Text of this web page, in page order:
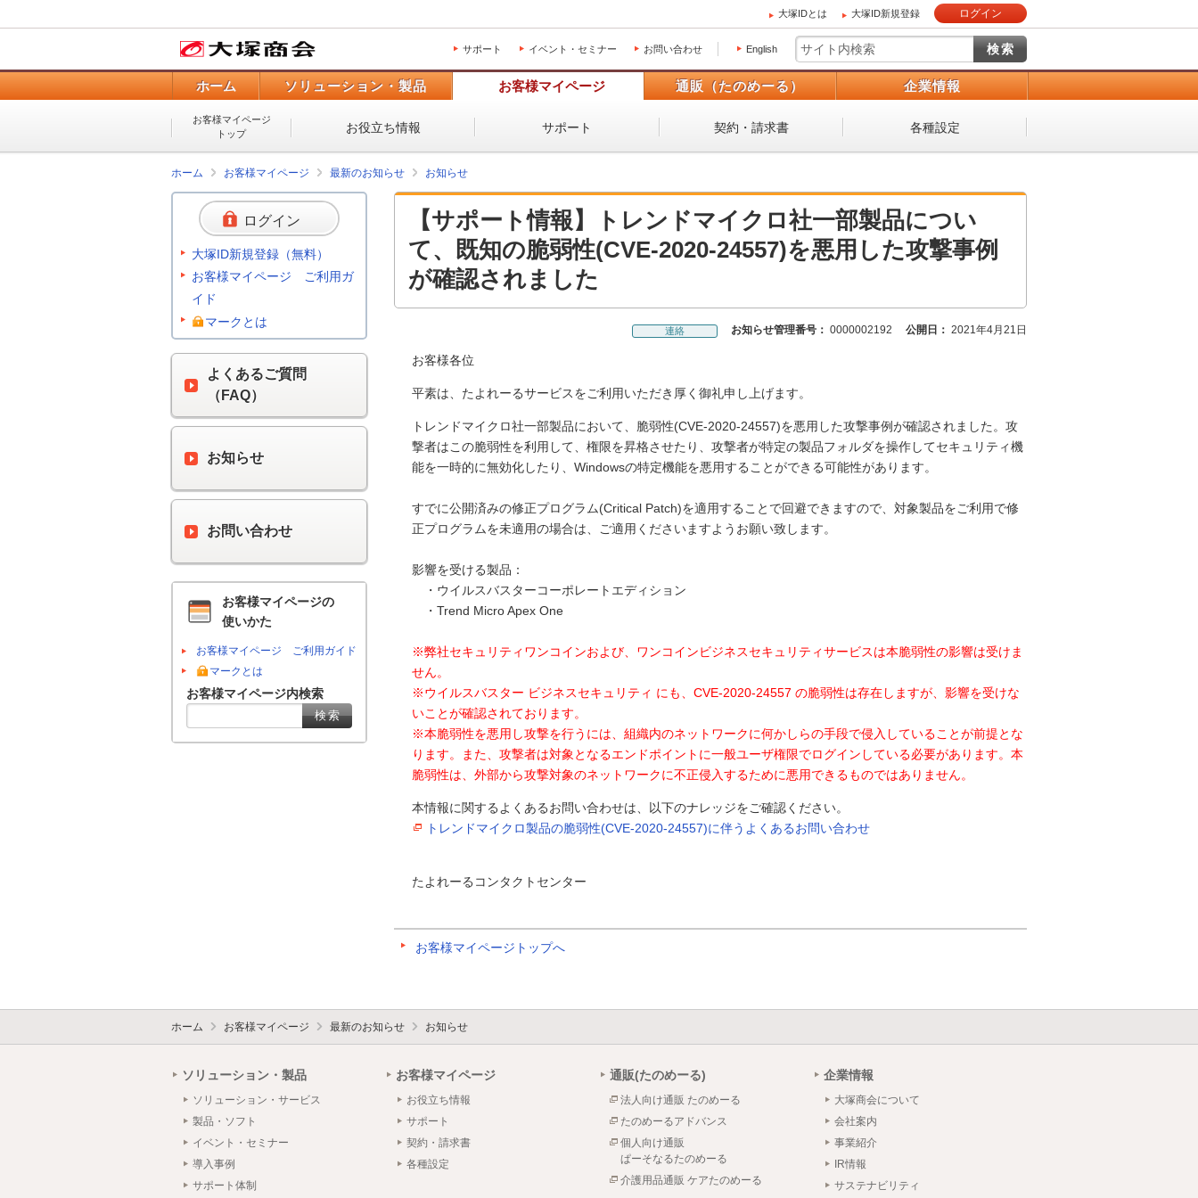
大塚IDとは 大塚ID新規登録 ログイン
サポート イベント・セミナー お問い合わせ English
ホーム ソリューション・製品 お客様マイページ 通販（たのめーる） 企業情報
お客様マイページ
トップ
お役立ち情報 サポート 契約・請求書 各種設定
ホーム お客様マイページ 最新のお知らせ お知らせ
【サポート情報】トレンドマイクロ社一部製品につい
て、既知の脆弱性(CVE-2020-24557)を悪用した攻撃事例
が確認されました
連絡 お知らせ管理番号： 0000002192 公開日： 2021年4月21日
お客様各位
平素は、たよれーるサービスをご利用いただき厚く御礼申し上げます。
トレンドマイクロ社一部製品において、脆弱性(CVE-2020-24557)を悪用した攻撃事例が確認されました。攻
撃者はこの脆弱性を利用して、権限を昇格させたり、攻撃者が特定の製品フォルダを操作してセキュリティ機
能を一時的に無効化したり、Windowsの特定機能を悪用することができる可能性があります。
すでに公開済みの修正プログラム(Critical Patch)を適用することで回避できますので、対象製品をご利用で修
正プログラムを未適用の場合は、ご適用くださいますようお願い致します。
影響を受ける製品：
・ウイルスバスターコーポレートエディション
・Trend Micro Apex One
※弊社セキュリティワンコインおよび、ワンコインビジネスセキュリティサービスは本脆弱性の影響は受けま
せん。
※ウイルスバスター ビジネスセキュリティ にも、CVE-2020-24557 の脆弱性は存在しますが、影響を受けな
いことが確認されております。
※本脆弱性を悪用し攻撃を行うには、組織内のネットワークに何かしらの手段で侵入していることが前提とな
ります。また、攻撃者は対象となるエンドポイントに一般ユーザ権限でログインしている必要があります。本
脆弱性は、外部から攻撃対象のネットワークに不正侵入するために悪用できるものではありません。
本情報に関するよくあるお問い合わせは、以下のナレッジをご確認ください。
トレンドマイクロ製品の脆弱性(CVE-2020-24557)に伴うよくあるお問い合わせ
たよれーるコンタクトセンター
お客様マイページトップへ
ログイン
大塚ID新規登録（無料）
お客様マイページ ご利用ガ
イド
マークとは
よくあるご質問
（FAQ）
お知らせ
お問い合わせ
お客様マイページの
使いかた
お客様マイページ ご利用ガイド
マークとは
お客様マイページ内検索
ホーム お客様マイページ 最新のお知らせ お知らせ
ソリューション・製品
ソリューション・サービス
製品・ソフト
イベント・セミナー
導入事例
サポート体制
お客様マイページ
お役立ち情報
サポート
契約・請求書
各種設定
通販(たのめーる)
法人向け通販 たのめーる
たのめーるアドバンス
個人向け通販
ぱーそなるたのめーる
介護用品通販 ケアたのめーる
企業情報
大塚商会について
会社案内
事業紹介
IR情報
サステナビリティ